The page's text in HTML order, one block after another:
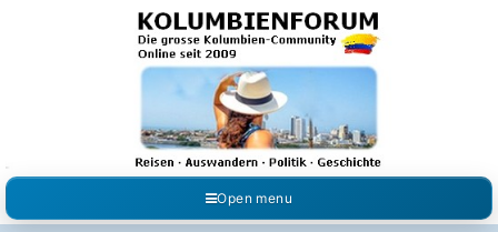
Kolumbienforum - Das
grosse Forum der
Freunde Kolumbiens
Reisen, Auswandern, Kultur, Politik, Geschichte und Visum in Kolumbien und Venezuela.
Austausch, Erfahrungen und Gemeinschaft im Kolumbienforum
Open menu